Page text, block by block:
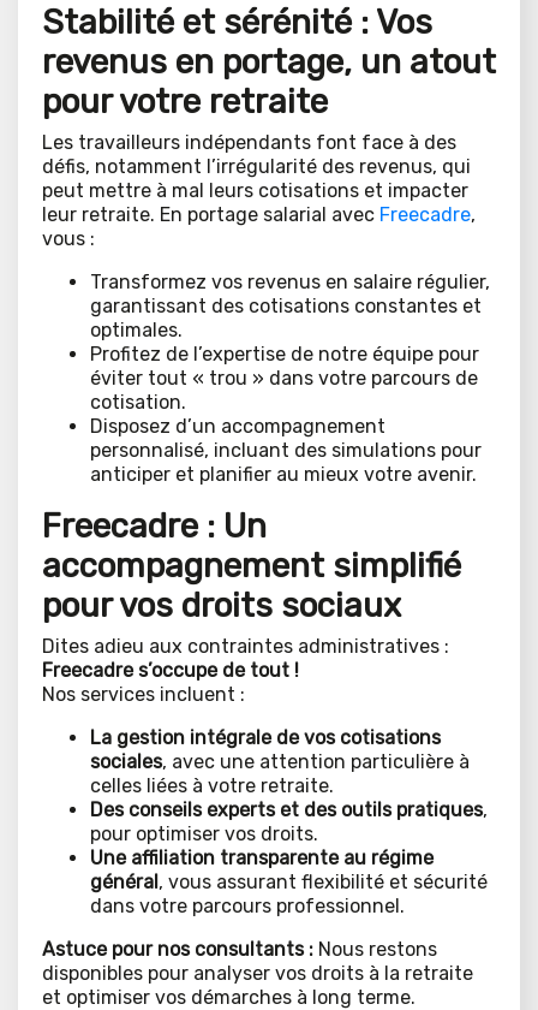
Stabilité et sérénité : Vos
revenus en portage, un atout
pour votre retraite
Les travailleurs indépendants font face à des
défis, notamment l’irrégularité des revenus, qui
peut mettre à mal leurs cotisations et impacter
leur retraite. En portage salarial avec Freecadre,
vous :
Transformez vos revenus en salaire régulier,
garantissant des cotisations constantes et
optimales.
Profitez de l’expertise de notre équipe pour
éviter tout « trou » dans votre parcours de
cotisation.
Disposez d’un accompagnement
personnalisé, incluant des simulations pour
anticiper et planifier au mieux votre avenir.
Freecadre : Un
accompagnement simplifié
pour vos droits sociaux
Dites adieu aux contraintes administratives :
Freecadre s’occupe de tout !
Nos services incluent :
La gestion intégrale de vos cotisations
sociales, avec une attention particulière à
celles liées à votre retraite.
Des conseils experts et des outils pratiques,
pour optimiser vos droits.
Une affiliation transparente au régime
général, vous assurant flexibilité et sécurité
dans votre parcours professionnel.
Astuce pour nos consultants : Nous restons
disponibles pour analyser vos droits à la retraite
et optimiser vos démarches à long terme.